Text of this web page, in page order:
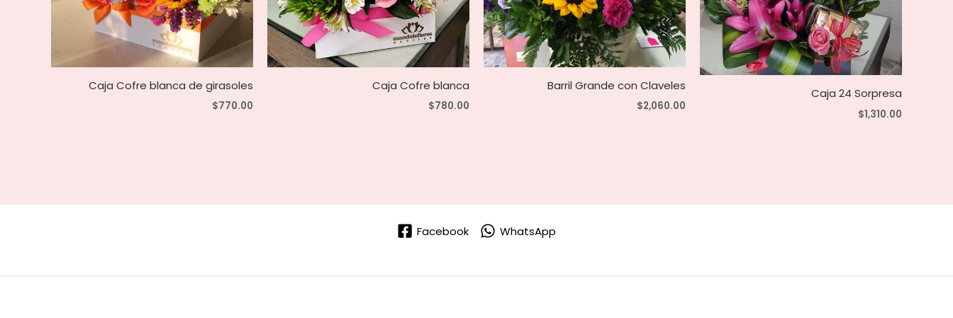
Caja Cofre blanca de girasoles
$770.00
Caja Cofre blanca
$780.00
Barril Grande con Claveles
$2,060.00
Caja 24 Sorpresa
$1,310.00
Facebook WhatsApp